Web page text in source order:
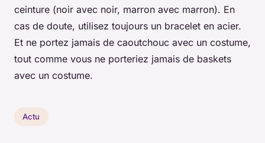
ceinture (noir avec noir, marron avec marron). En
cas de doute, utilisez toujours un bracelet en acier.
Et ne portez jamais de caoutchouc avec un costume,
tout comme vous ne porteriez jamais de baskets
avec un costume.
Actu